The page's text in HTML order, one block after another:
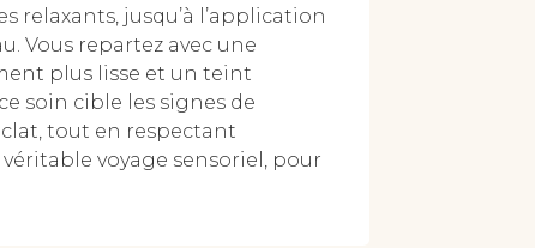
relaxants, jusqu’à l’application
Vous repartez avec une
plus lisse et un teint
soin cible les signes de
tout en respectant
voyage sensoriel, pour